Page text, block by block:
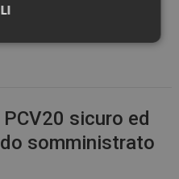
sicuro ed
somministrato
Marketing